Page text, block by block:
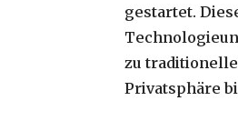
gestartet.
zu
Privatsphäre